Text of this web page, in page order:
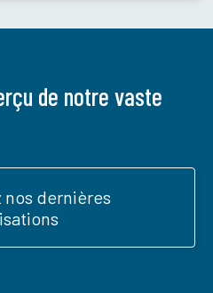
de notre vaste
nos dernières